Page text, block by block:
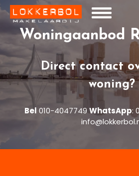
Woningaanbod
Direct contact
woning?
Bel 010-4047749 WhatsApp: